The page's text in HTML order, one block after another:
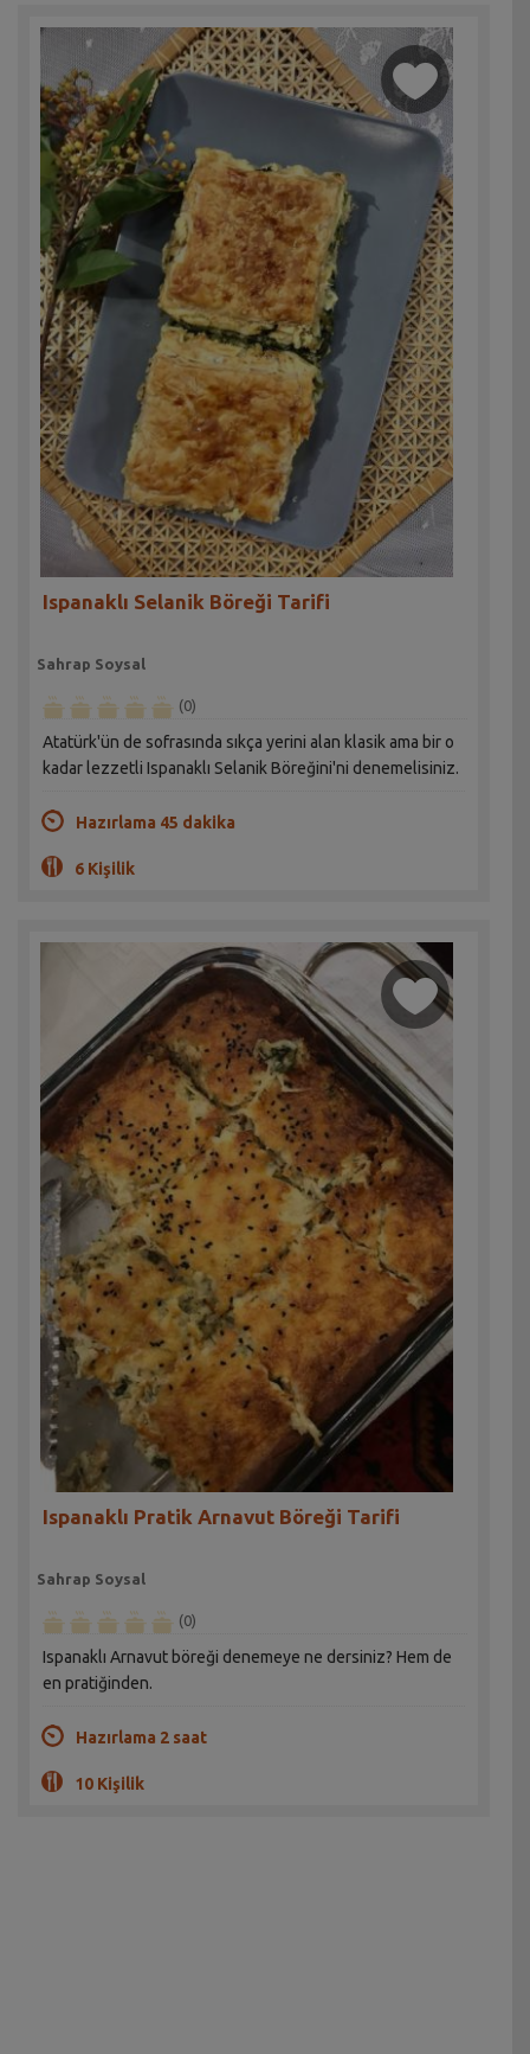
Ispanaklı Selanik Böreği Tarifi
Sahrap Soysal
(0)
Atatürk'ün de sofrasında sıkça yerini alan klasik ama bir o
kadar lezzetli Ispanaklı Selanik Böreğini'ni denemelisiniz.
Hazırlama 45 dakika
6 Kişilik
Ispanaklı Pratik Arnavut Böreği Tarifi
Sahrap Soysal
(0)
Ispanaklı Arnavut böreği denemeye ne dersiniz? Hem de
en pratiğinden.
Hazırlama 2 saat
10 Kişilik